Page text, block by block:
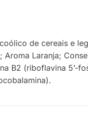
de cereais e
Laranja;
B2 (riboflavina 5’-